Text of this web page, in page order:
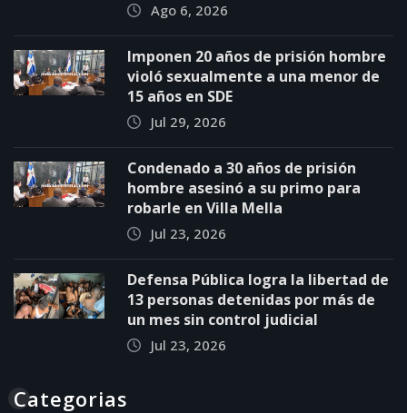
Ago 6, 2026
Imponen 20 años de prisión hombre
violó sexualmente a una menor de
15 años en SDE
Jul 29, 2026
Condenado a 30 años de prisión
hombre asesinó a su primo para
robarle en Villa Mella
Jul 23, 2026
Defensa Pública logra la libertad de
13 personas detenidas por más de
un mes sin control judicial
Jul 23, 2026
Categorias